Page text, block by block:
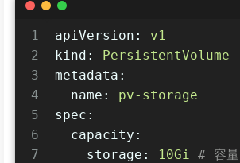
1
2
3
4
5
6
7
apiVersion:
v1
kind:
PersistentVolume
metadata:
name:
pv-storage
spec:
capacity:
storage:
10Gi # 容量